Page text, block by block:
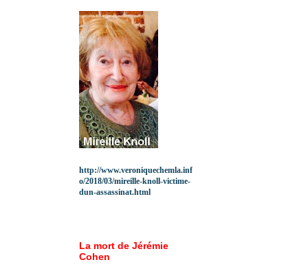
http://www.veroniquechemla.inf
o/2018/03/mireille-knoll-victime-
dun-assassinat.html
La mort de Jérémie
Cohen